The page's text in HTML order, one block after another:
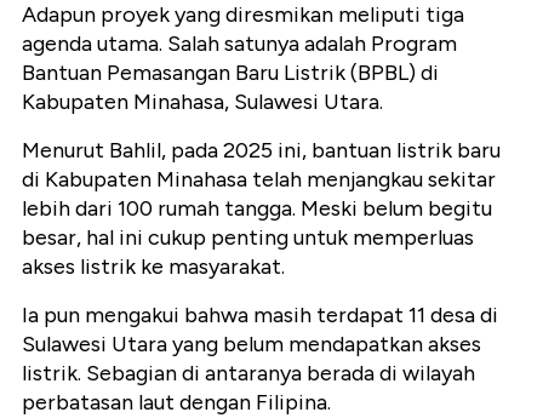
Adapun proyek yang diresmikan meliputi tiga
agenda utama. Salah satunya adalah Program
Bantuan Pemasangan Baru Listrik (BPBL) di
Kabupaten Minahasa, Sulawesi Utara.
Menurut Bahlil, pada 2025 ini, bantuan listrik baru
di Kabupaten Minahasa telah menjangkau sekitar
lebih dari 100 rumah tangga. Meski belum begitu
besar, hal ini cukup penting untuk memperluas
akses listrik ke masyarakat.
Ia pun mengakui bahwa masih terdapat 11 desa di
Sulawesi Utara yang belum mendapatkan akses
listrik. Sebagian di antaranya berada di wilayah
perbatasan laut dengan Filipina.